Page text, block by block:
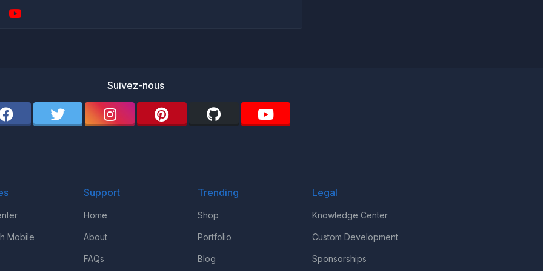
Suivez-nous
Mobile
Support
Home
About
FAQs
Trending
Shop
Portfolio
Blog
Legal
Knowledge Center
Custom Development
Sponsorships